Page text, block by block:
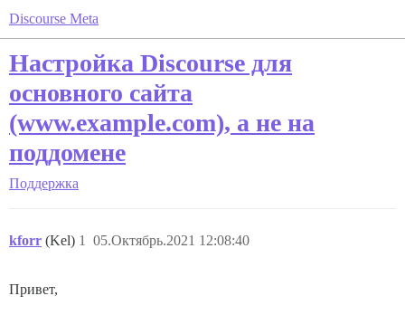
Discourse Meta
Настройка Discourse для
основного сайта
(www.example.com), а не на
поддомене
Поддержка
kforr (Kel) 05.Октябрь.2021 12:08:40
1
Привет,